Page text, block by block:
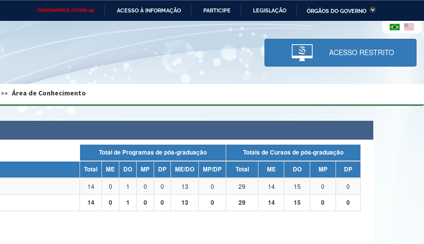
CORONAVÍRUS (COVID-19) ACESSO À INFORMAÇÃO PARTICIPE LEGISLAÇÃO ÓRGÃOS DO GOVERNO
Ministério das Relações Ministério da Economia Ministério da Infraestrutura
Ministério da Ciência,
Tecnologia, Inovações e
Comunicações
do Desenvolvimento
e dos Direitos Humanos
Geral da União Banco Central do Brasil Planalto
ACESSO RESTRITO
Área de Conhecimento
Total de Programas de pós-graduação
Totais de Cursos de pós-graduação
Total ME DO MP DP ME/DO MP/DP Total ME DO MP
DP
14 0 1 0 0 13 0 29 14 15 0
0
14 0 1 0 0 13 0 29 14 15 0 0